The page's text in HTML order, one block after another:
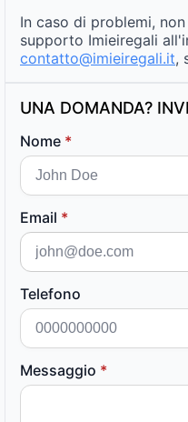
In caso di problemi,
supporto Imieiregali
contatto@imieiregali.it,
UNA DOMANDA?
Nome *
Email *
Telefono
Messaggio *